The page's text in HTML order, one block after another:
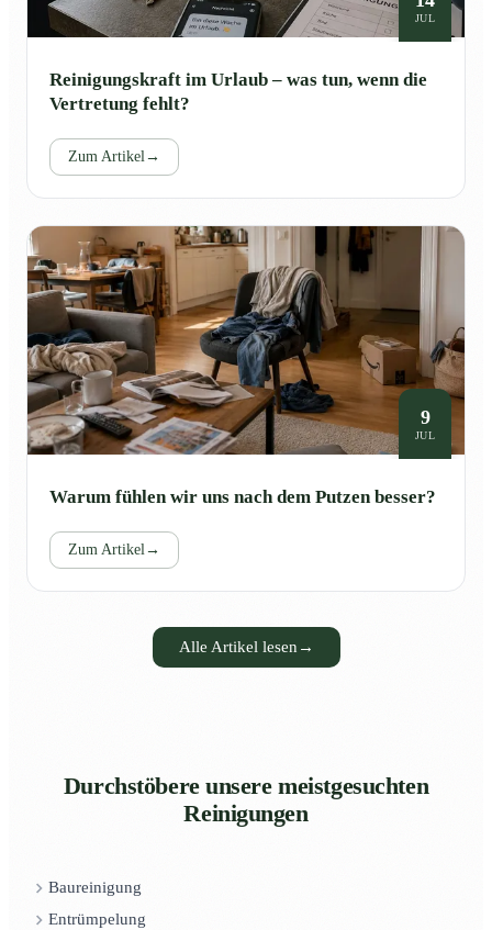
JUL
Reinigungskraft im Urlaub – was tun, wenn die
Vertretung fehlt?
Zum Artikel→
9
JUL
Warum fühlen wir uns nach dem Putzen besser?
Zum Artikel→
Alle Artikel lesen →
Durchstöbere unsere meistgesuchten
Reinigungen
Baureinigung
Entrümpelung